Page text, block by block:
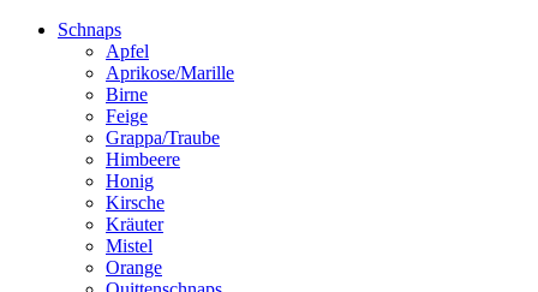
Schnaps
Apfel
Aprikose/Marille
Birne
Feige
Grappa/Traube
Himbeere
Honig
Kirsche
Kräuter
Mistel
Orange